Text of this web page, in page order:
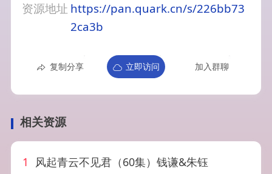
资源地址 https://pan.quark.cn/s/226bb73
2ca3b
复制分享 立即访问 加入群聊
相关资源
1
风起青云不见君（60集）钱谦&朱钰